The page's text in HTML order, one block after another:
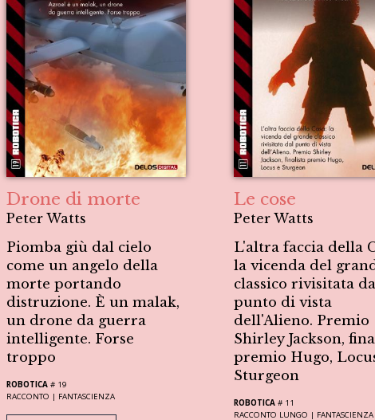
Drone di morte
Peter Watts
Piomba giù dal cielo
come un angelo della
morte portando
distruzione. È un malak,
un drone da guerra
intelligente. Forse
troppo
ROBOTICA # 19
RACCONTO | FANTASCIENZA
Le cose
Peter Watts
L'altra faccia della
la vicenda del
classico rivisitata
punto di vista
dell'Alieno. Premio
Shirley Jackson,
premio Hugo,
Sturgeon
ROBOTICA # 11
RACCONTO LUNGO | FANTASCIENZA